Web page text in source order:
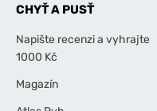
CHYŤ A PUSŤ
Napište recenzi a vyhrajte
1000 Kč
Magazín